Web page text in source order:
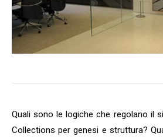
Quali sono le logiche che regolano il
Collections per genesi e struttura?